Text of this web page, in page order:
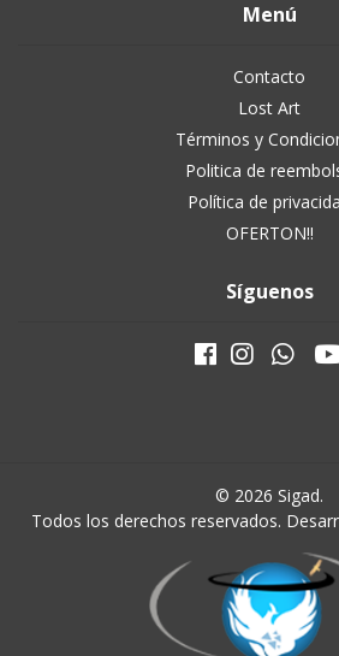
Menú
Contacto
Lost Art
Términos y
Politica de
Política de
OFERTON!!
Síguenos
© 2026 Sigad.
Todos los derechos reservados.